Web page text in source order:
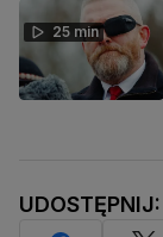
25 min
UDOSTĘPNIJ: